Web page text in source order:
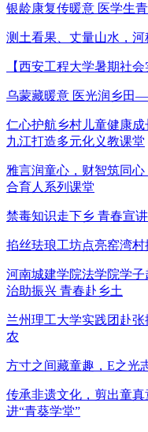
银龄康复传暖意 医学生
测土看果、丈量山水，
【西安工程大学暑期社
乌蒙藏暖意 医光润乡田
仁心护航乡村儿童健康
九江打造多元化义教课堂
雅言润童心，财智筑同
合育人系列课堂
禁毒知识走下乡 青春宣
掐丝珐琅工坊点亮窑湾村
河南城建学院法学院学
治助振兴 青春赴乡土
兰州理工大学实践团赴
农
方寸之间藏童趣，E之光
传承非遗文化，剪出童
进“青葵学堂”